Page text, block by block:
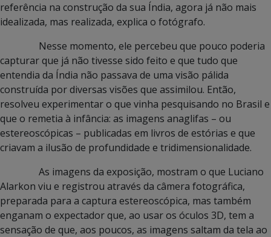
referência na construção da sua Índia, agora já não mais
idealizada, mas realizada, explica o fotógrafo.
Nesse momento, ele percebeu que pouco poderia
capturar que já não tivesse sido feito e que tudo que
entendia da Índia não passava de uma visão pálida
construída por diversas visões que assimilou. Então,
resolveu experimentar o que vinha pesquisando no Brasil e
que o remetia à infância: as imagens anaglifas – ou
estereoscópicas – publicadas em livros de estórias e que
criavam a ilusão de profundidade e tridimensionalidade.
As imagens da exposição, mostram o que Luciano
Alarkon viu e registrou através da câmera fotográfica,
preparada para a captura estereoscópica, mas também
enganam o expectador que, ao usar os óculos 3D, tem a
sensação de que, aos poucos, as imagens saltam da tela ao